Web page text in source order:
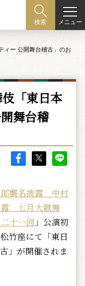
検索 メニュー
ィー 公開舞台稽古」のお
「東日本
舞台稽
郎襲名披露 中村
露 七月大歌舞
十一回 」公演初
竹座にて「東日
」が開催されま